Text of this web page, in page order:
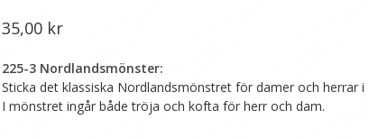
35,00 kr
225-3 Nordlandsmönster:
Sticka det klassiska Nordlandsmönstret för damer och herrar i
I mönstret ingår både tröja och kofta för herr och dam.